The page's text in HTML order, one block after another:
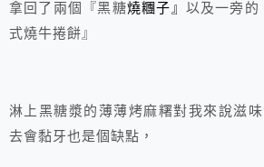
拿回了兩個『黑糖燒糰子』 以及一旁的
式燒牛捲餅』
淋上黑糖漿的薄薄烤麻糬對我來說滋
去會黏牙也是個缺點，